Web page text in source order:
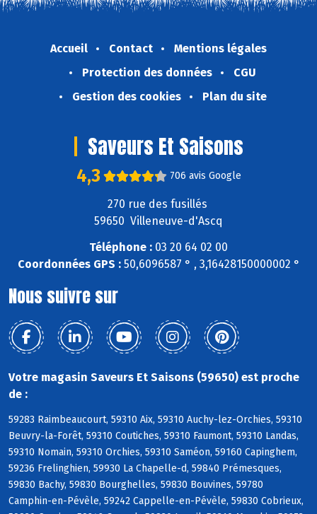
Accueil Contact
Mentions légales
Protection des données
CGU
Gestion des cookies
Plan du site
Saveurs Et Saisons
4,3 706 avis Google
270 rue des fusillés
59650 Villeneuve-d'Ascq
Téléphone : 03 20 64 02 00
Coordonnées GPS :50,6096587 ° , 3,16428150000002 °
Nous suivre sur
Votre magasin Saveurs Et Saisons (59650) est proche
de :
59283 Raimbeaucourt, 59310 Aix, 59310 Auchy-lez-Orchies, 59310
Beuvry-la-Forêt, 59310 Coutiches, 59310 Faumont, 59310 Landas,
59310 Nomain, 59310 Orchies, 59310 Saméon, 59160 Capinghem,
59236 Frelinghien, 59930 La Chapelle-d, 59840 Prémesques,
59830 Bachy, 59830 Bourghelles, 59830 Bouvines, 59780
Camphin-en-Pévèle, 59242 Cappelle-en-Pévèle, 59830 Cobrieux,